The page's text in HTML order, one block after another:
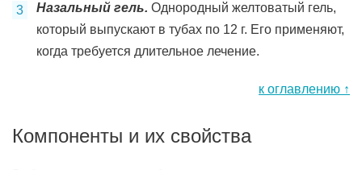
Назальный гель. Однородный желтоватый гель,
который выпускают в тубах по 12 г. Его применяют,
когда требуется длительное лечение.
к оглавлению ↑
Компоненты и их свойства